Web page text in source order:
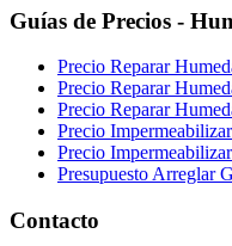
Guías de Precios -
Precio Reparar
Precio Reparar
Precio Reparar
Precio
Precio
Presupuesto Arreglar
Contacto